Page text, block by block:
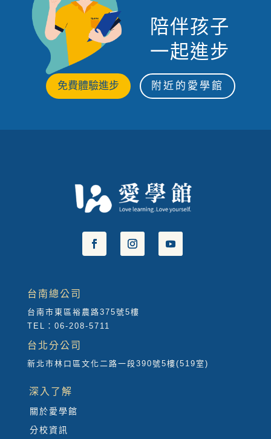
陪伴孩子
一起進步
免費體驗進步 附近的愛學館
台南總公司
台南市東區裕農路375號5樓
TEL：06-208-5711
台北分公司
新北市林口區文化二路一段390號5樓(519室)
深入了解
關於愛學館
分校資訊